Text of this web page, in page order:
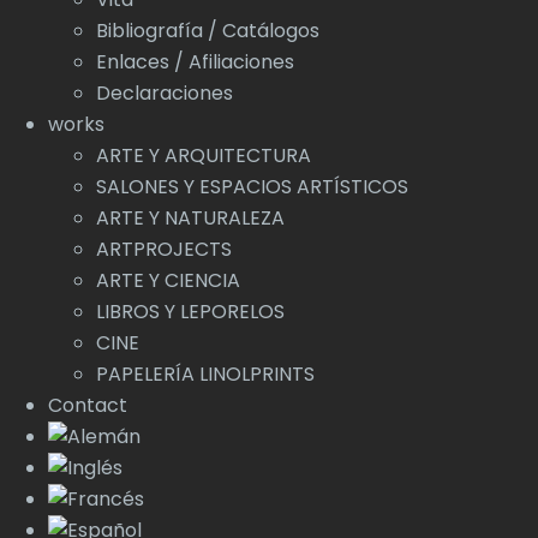
Bibliografía / Catálogos
Enlaces / Afiliaciones
Declaraciones
works
ARTE Y ARQUITECTURA
SALONES Y ESPACIOS ARTÍSTICOS
ARTE Y NATURALEZA
ARTPROJECTS
ARTE Y CIENCIA
LIBROS Y LEPORELOS
CINE
PAPELERÍA LINOLPRINTS
Contact